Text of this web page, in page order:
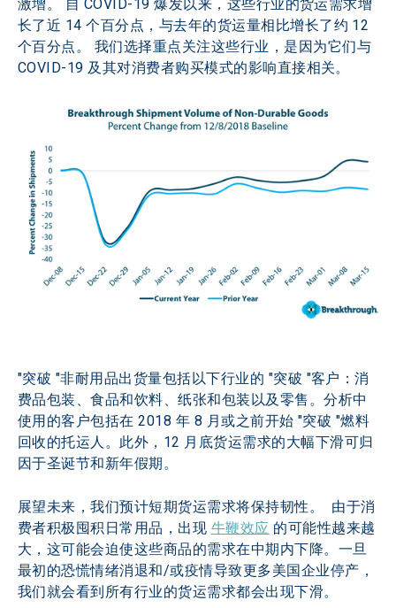
激增。 自 COVID-19 爆发以来，这些行业的货运需求增
长了近 14 个百分点，与去年的货运量相比增长了约 12
个百分点。 我们选择重点关注这些行业，是因为它们与
COVID-19 及其对消费者购买模式的影响直接相关。
"突破 "非耐用品出货量包括以下行业的 "突破 "客户：消
费品包装、食品和饮料、纸张和包装以及零售。分析中
使用的客户包括在 2018 年 8 月或之前开始 "突破 "燃料
回收的托运人。此外，12 月底货运需求的大幅下滑可归
因于圣诞节和新年假期。
展望未来，我们预计短期货运需求将保持韧性。  由于消
费者积极囤积日常用品，出现 牛鞭效应 的可能性越来越
大，这可能会迫使这些商品的需求在中期内下降。一旦
最初的恐慌情绪消退和/或疫情导致更多美国企业停产，
我们就会看到所有行业的货运需求都会出现下滑。